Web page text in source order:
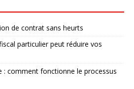
de contrat sans heurts
particulier peut réduire vos
: comment fonctionne le processus